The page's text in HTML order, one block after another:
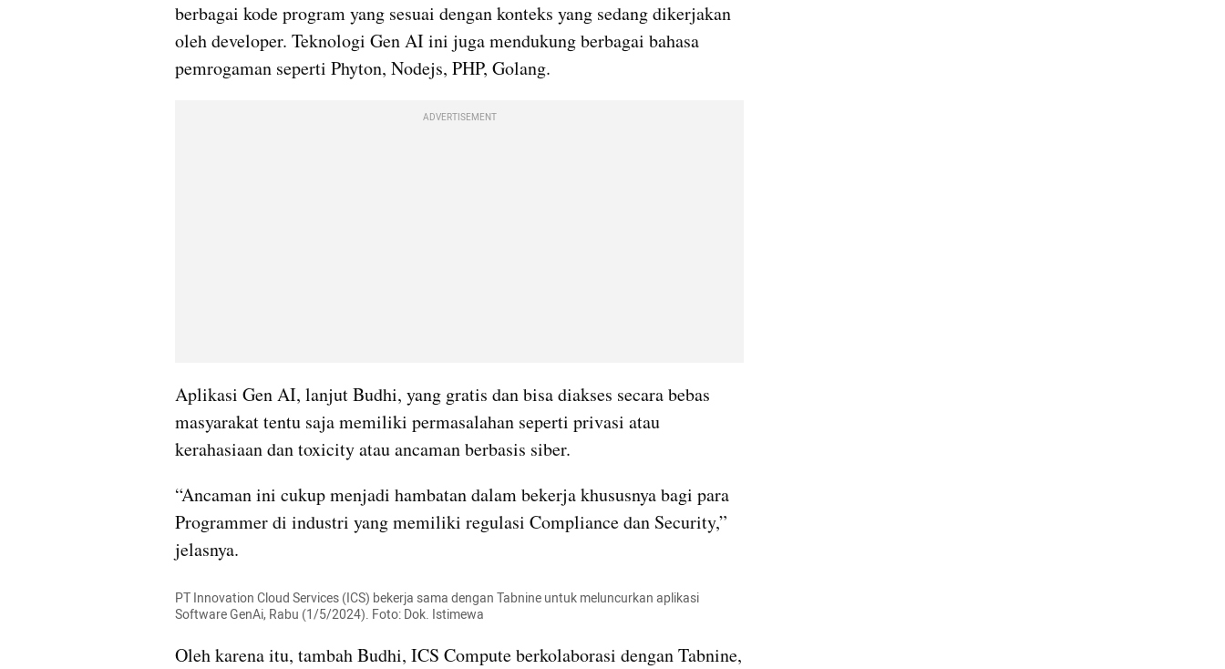
berbagai kode program yang sesuai dengan konteks yang sedang dikerjakan
oleh developer. Teknologi Gen AI ini juga mendukung berbagai bahasa
pemrogaman seperti Phyton, Nodejs, PHP, Golang.
ADVERTISEMENT
Aplikasi Gen AI, lanjut Budhi, yang gratis dan bisa diakses secara bebas
masyarakat tentu saja memiliki permasalahan seperti privasi atau
kerahasiaan dan toxicity atau ancaman berbasis siber.
“Ancaman ini cukup menjadi hambatan dalam bekerja khususnya bagi para
Programmer di industri yang memiliki regulasi Compliance dan Security,”
jelasnya.
PT Innovation Cloud Services (ICS) bekerja sama dengan Tabnine untuk meluncurkan aplikasi
Software GenAi, Rabu (1/5/2024). Foto: Dok. Istimewa
Oleh karena itu, tambah Budhi, ICS Compute berkolaborasi dengan Tabnine,